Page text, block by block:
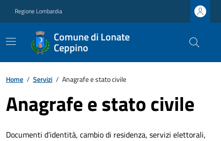
Regione Lombardia
Comune di Lonate
Ceppino
Home / Servizi / Anagrafe e stato civile
Anagrafe e stato civile
Documenti d’identità, cambio di residenza, servizi elettorali,